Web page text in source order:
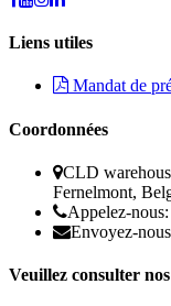
Liens utiles
Mandat de
Coordonnées
CLD
Fernelmont,
Appelez-
Envoyez-
Veuillez consulter